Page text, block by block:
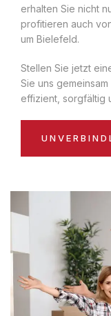
erhalten Sie nicht
profitieren auch
um Bielefeld.
Stellen Sie jetzt
Sie uns
effizient, sorgfältig